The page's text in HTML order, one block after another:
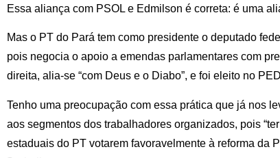
Essa aliança com PSOL e Edmilson é correta: é uma
Mas o PT do Pará tem como presidente o deputado
pois negocia o apoio a emendas parlamentares com
direita, alia-se “com Deus e o Diabo”, e foi eleito no
Tenho uma preocupação com essa prática que já nos
aos segmentos dos trabalhadores organizados, pois
estaduais do PT votarem favoravelmente à reforma da